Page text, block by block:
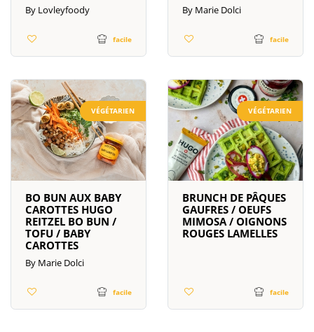
By Lovleyfoody
facile
By Marie Dolci
facile
VÉGÉTARIEN
BO BUN AUX BABY
CAROTTES HUGO
REITZEL BO BUN /
TOFU / BABY
CAROTTES
By Marie Dolci
facile
VÉGÉTARIEN
BRUNCH DE PÂQUES
GAUFRES / OEUFS
MIMOSA / OIGNONS
ROUGES LAMELLES
facile